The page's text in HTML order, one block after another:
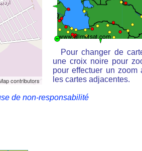
contributors
Pour changer de
une croix noire pour
pour effectuer un
les cartes adjacentes.
de non-responsabilité